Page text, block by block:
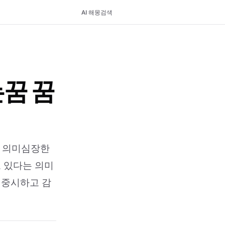
AI 해몽검색
꿈
미심장한
다는 의미
시하고 감